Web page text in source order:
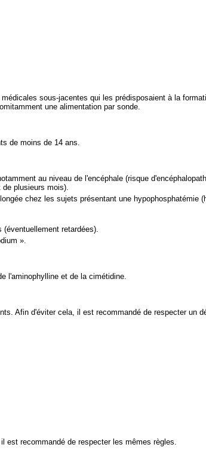
sous-jacentes qui les prédisposaient à la
une alimentation par sonde.
de moins de 14 ans.
au niveau de l'encéphale (risque
plusieurs mois).
chez les sujets présentant une hypophosphatémie
retardées).
».
l'aminophylline et de la cimétidine.
Afin d'éviter cela, il est recommandé de respecter un
recommandé de respecter les mêmes règles.